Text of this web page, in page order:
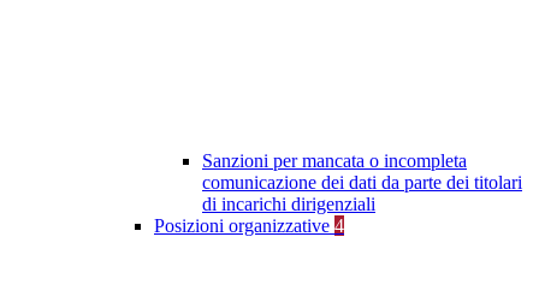
Sanzioni per mancata o incompleta
comunicazione dei dati da parte dei titolari
di incarichi dirigenziali
Posizioni organizzative 4